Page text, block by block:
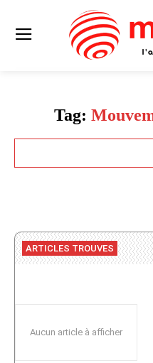
Tag:
ARTICLES TROUVES
Aucun article à afficher